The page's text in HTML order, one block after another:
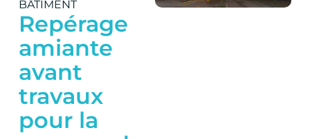
BÂTIMENT
Repérage
amiante
avant
travaux
pour la